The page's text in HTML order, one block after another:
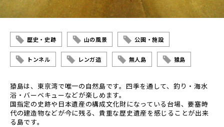
歴史・史跡 山の風景 公園・施設
トンネル レンガ造 無人島 猿島
猿島は、東京湾で唯一の自然島です。四季を通して、釣り・海水
浴・バーベキューなどが楽しめます。
国指定の史跡や日本遺産の構成文化財になっている台場、要塞時
代の建造物などが今に残る、貴重な歴史遺産を感じることが出来
る島です。